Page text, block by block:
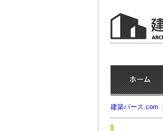
建築パース.com